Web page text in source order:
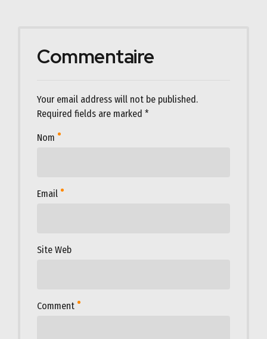
Commentaire
Your email address will not be published.
Required fields are marked *
Comment
Nom
Email
Site Web